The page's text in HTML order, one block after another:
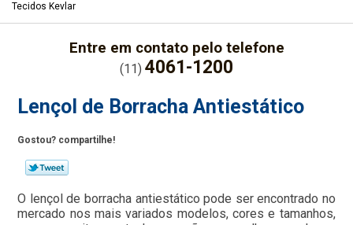
Tecidos Kevlar
Entre em contato pelo telefone
(11) 4061-1200
Lençol de Borracha Antiestático
Gostou? compartilhe!
O lençol de borracha antiestático pode ser encontrado no
mercado nos mais variados modelos, cores e tamanhos,